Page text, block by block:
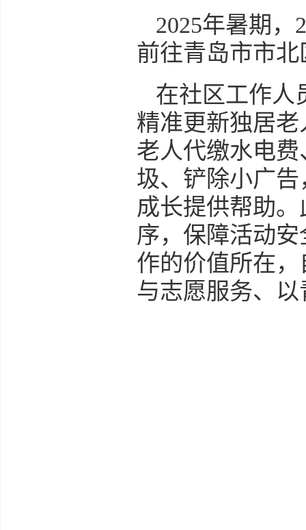
2025年暑期，
前往青岛市市
在社区工作人
精准更新独居
老人代缴水电
圾、铲除小广
成长提供帮助
序，保障活动
作的价值所在
与志愿服务、